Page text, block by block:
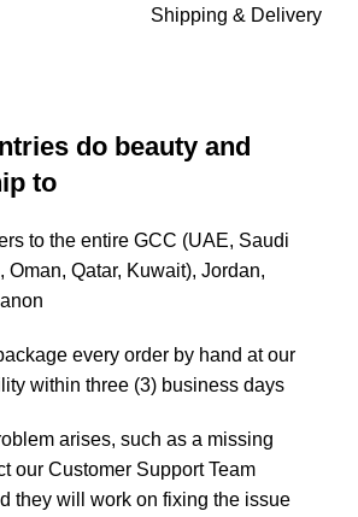
Shipping & Delivery
do beauty and
to?
to the entire GCC (UAE, Saudi
Oman, Qatar, Kuwait), Jordan,
every order by hand at our
within three (3) business days.
arises, such as a missing
our Customer Support Team
they will work on fixing the issue